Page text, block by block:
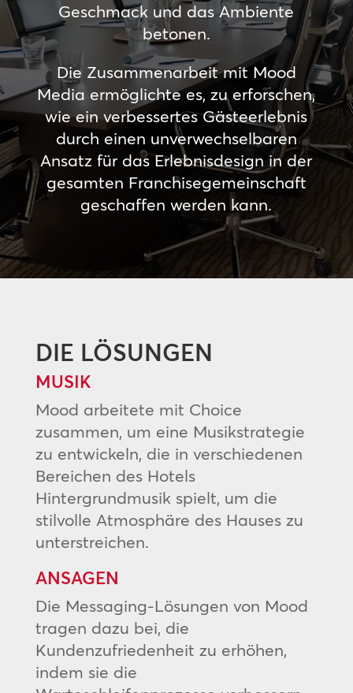
Geschmack und das Ambiente
betonen.
Die Zusammenarbeit mit Mood
Media ermöglichte es, zu erforschen,
wie ein verbessertes Gästeerlebnis
durch einen unverwechselbaren
Ansatz für das Erlebnisdesign in der
gesamten Franchisegemeinschaft
geschaffen werden kann.
DIE LÖSUNGEN
MUSIK
Mood arbeitete mit Choice
zusammen, um eine Musikstrategie
zu entwickeln, die in verschiedenen
Bereichen des Hotels
Hintergrundmusik spielt, um die
stilvolle Atmosphäre des Hauses zu
unterstreichen.
ANSAGEN
Die Messaging-Lösungen von Mood
tragen dazu bei, die
Kundenzufriedenheit zu erhöhen,
indem sie die